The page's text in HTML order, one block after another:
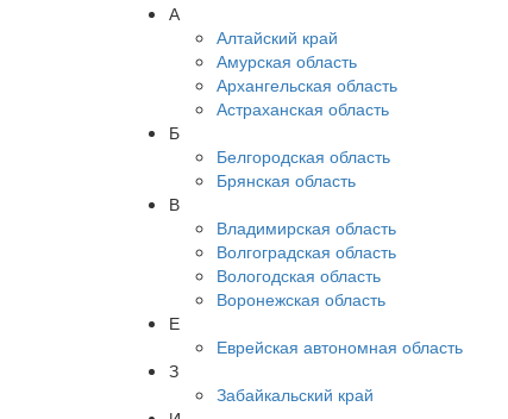
А
Алтайский край
Амурская область
Архангельская область
Астраханская область
Б
Белгородская область
Брянская область
В
Владимирская область
Волгоградская область
Вологодская область
Воронежская область
Е
Еврейская автономная область
З
Забайкальский край